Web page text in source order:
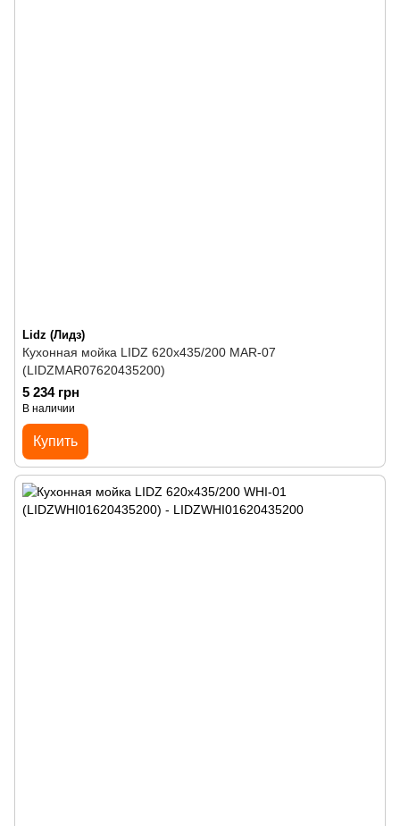
Lidz (Лидз)
Кухонная мойка LIDZ 620x435/200 MAR-07
(LIDZMAR07620435200)
5 234 грн
В наличии
Купить